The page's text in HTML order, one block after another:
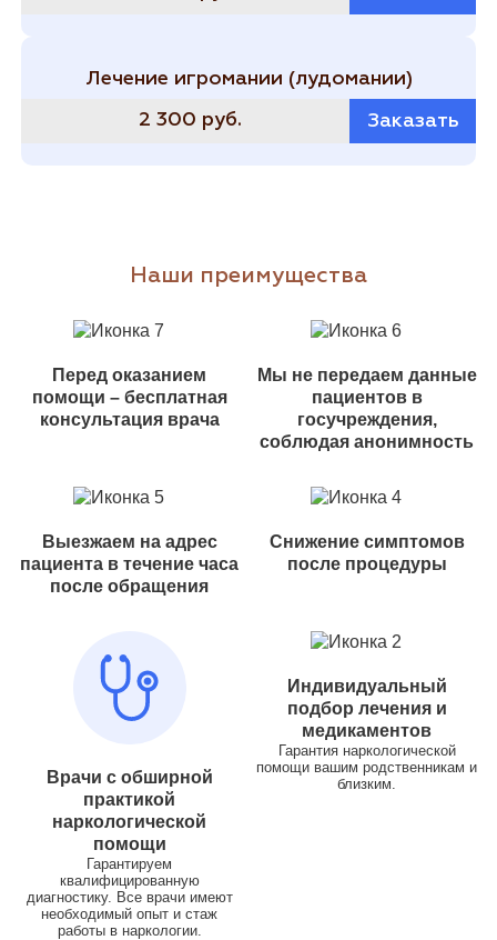
Лечение игромании (лудомании)
2 300 руб. Заказать
Наши преимущества
Перед оказанием
помощи – бесплатная
консультация врача
Мы не передаем данные
пациентов в
госучреждения,
соблюдая анонимность
Выезжаем на адрес
пациента в течение часа
после обращения
Снижение симптомов
после процедуры
Врачи с обширной
практикой
наркологической
помощи
Гарантируем
квалифицированную
диагностику. Все врачи имеют
необходимый опыт и стаж
работы в наркологии.
Индивидуальный
подбор лечения и
медикаментов
Гарантия наркологической
помощи вашим родственникам и
близким.